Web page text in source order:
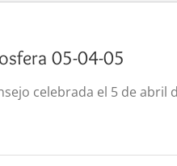
05-04-05
celebrada el 5 de abril